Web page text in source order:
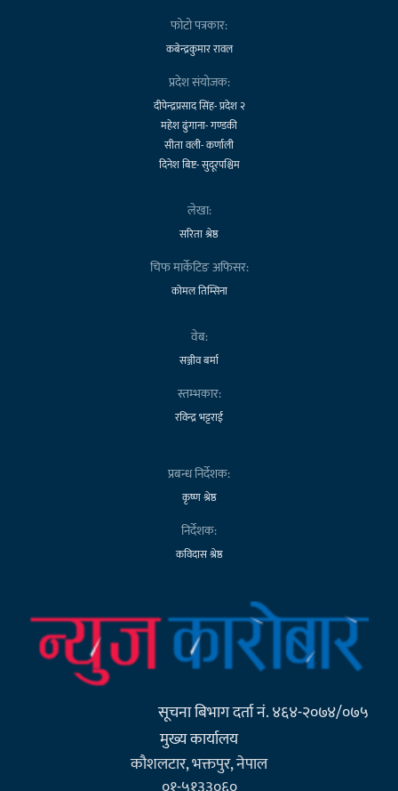
फोटो पत्रकार:
कबेन्द्रकुमार रावल
प्रदेश संयोजक:
दीपेन्द्रप्रसाद सिंह- प्रदेश २
महेश ढुंगाना- गण्डकी
सीता वली- कर्णाली
दिनेश बिष्ट- सुदूरपश्चिम
लेखा:
सरिता श्रेष्ठ
चिफ मार्केटिङ अफिसर:
कोमल तिम्सिना
वेब:
सञ्जीव बर्मा
स्तम्भकार:
रविन्द्र भट्टराई
प्रबन्ध निर्देशक:
कृष्ण श्रेष्ठ
निर्देशक:
कविदास श्रेष्ठ
सूचना बिभाग दर्ता नं. ४६४-२०७४/०७५
मुख्य कार्यालय
कौशलटार, भक्तपुर, नेपाल